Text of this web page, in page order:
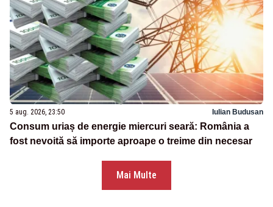
5 aug. 2026, 23:50 Iulian Budusan
Consum uriaș de energie miercuri seară: România a
fost nevoită să importe aproape o treime din necesar
Mai Multe